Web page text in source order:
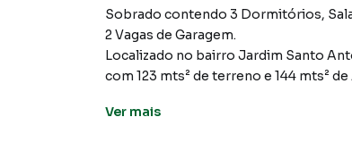
Sobrado contendo 3 Dormitórios, Sala,
2 Vagas de Garagem.
Localizado no bairro Jardim Santo Antonio em avenida com
com 123 mts² de terreno e 144 mts²
Venha conhecer de perto, é só
Ver mais